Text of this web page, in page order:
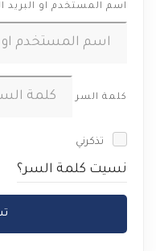
اسم المستخدم او البريد
كلمة السر
تذكرني
نسيت كلمة السر؟